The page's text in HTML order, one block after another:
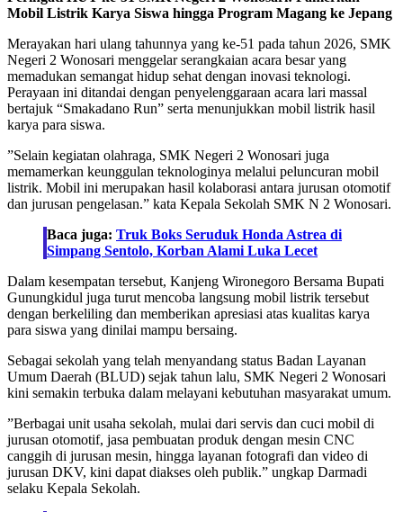
Mobil Listrik Karya Siswa hingga Program Magang ke Jepang
‎Merayakan hari ulang tahunnya yang ke-51 pada tahun 2026, SMK
Negeri 2 Wonosari menggelar serangkaian acara besar yang
memadukan semangat hidup sehat dengan inovasi teknologi.
Perayaan ini ditandai dengan penyelenggaraan acara lari massal
bertajuk “Smakadano Run” serta menunjukkan mobil listrik hasil
karya para siswa.
‎”Selain kegiatan olahraga, SMK Negeri 2 Wonosari juga
memamerkan keunggulan teknologinya melalui peluncuran mobil
listrik. Mobil ini merupakan hasil kolaborasi antara jurusan otomotif
dan jurusan pengelasan.” kata Kepala Sekolah SMK N 2 Wonosari.
Baca juga: Truk Boks Seruduk Honda Astrea di
Simpang Sentolo, Korban Alami Luka Lecet
‎Dalam kesempatan tersebut, Kanjeng Wironegoro Bersama Bupati
Gunungkidul juga turut mencoba langsung mobil listrik tersebut
dengan berkeliling dan memberikan apresiasi atas kualitas karya
para siswa yang dinilai mampu bersaing.
‎Sebagai sekolah yang telah menyandang status Badan Layanan
Umum Daerah (BLUD) sejak tahun lalu, SMK Negeri 2 Wonosari
kini semakin terbuka dalam melayani kebutuhan masyarakat umum.
‎”Berbagai unit usaha sekolah, mulai dari servis dan cuci mobil di
jurusan otomotif, jasa pembuatan produk dengan mesin CNC
canggih di jurusan mesin, hingga layanan fotografi dan video di
jurusan DKV, kini dapat diakses oleh publik.” ungkap Darmadi
selaku Kepala Sekolah.